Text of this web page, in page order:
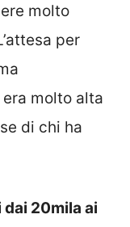
molto
per
molto alta
di chi ha
dai 20mila ai